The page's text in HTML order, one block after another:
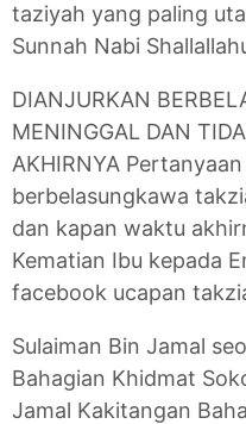
taziyah yang paling
Sunnah Nabi
DIANJURKAN
MENINGGAL DAN
AKHIRNYA
berbelasungkawa
dan kapan waktu
Kematian Ibu kepada
facebook ucapan
Sulaiman Bin Jamal
Bahagian Khidmat
Jamal Kakitangan